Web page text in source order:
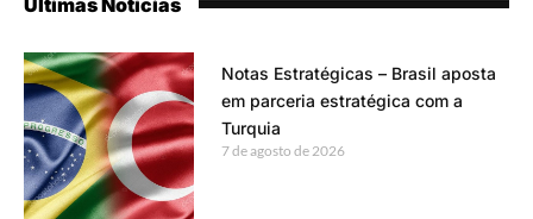
Notas Estratégicas – Brasil aposta
em parceria estratégica com a
Turquia
7 de agosto de 2026